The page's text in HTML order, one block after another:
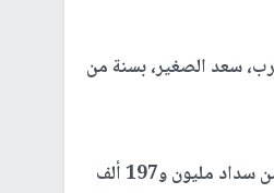
سعد الصغير، بسنة من
وبحسب ما نقلت تقارير صحفية في مصر، فإن المحكمة أدانت المطرب بسبب التهرب من سداد مليون و197 ألف